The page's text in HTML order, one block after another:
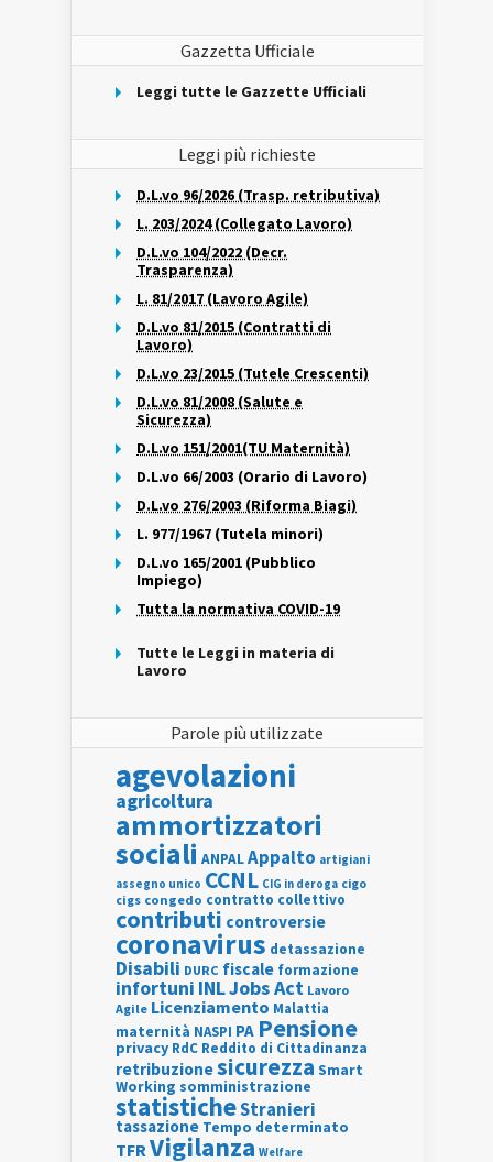
Gazzetta Ufficiale
Leggi tutte le Gazzette Ufficiali
Leggi più richieste
D.L.vo 96/2026 (Trasp. retributiva)
L. 203/2024 (Collegato Lavoro)
D.L.vo 104/2022 (Decr.
Trasparenza)
L. 81/2017 (Lavoro Agile)
D.L.vo 81/2015 (Contratti di
Lavoro)
D.L.vo 23/2015 (Tutele Crescenti)
D.L.vo 81/2008 (Salute e
Sicurezza)
D.L.vo 151/2001(TU Maternità)
D.L.vo 66/2003 (Orario di Lavoro)
D.L.vo 276/2003 (Riforma Biagi)
L. 977/1967 (Tutela minori)
D.L.vo 165/2001 (Pubblico
Impiego)
Tutta la normativa COVID-19
Tutte le Leggi in materia di
Lavoro
Parole più utilizzate
agevolazioni
agricoltura
ammortizzatori
sociali ANPALAppalto artigiani
assegno unico CCNL CIG in deroga cigo
cigs congedo contratto collettivo
contributi controversie
coronavirus detassazione
Disabili DURC fiscale formazione
infortuni INLJobs Act Lavoro
Agile Licenziamento Malattia
maternità NASPI PA Pensione
privacy RdC Reddito di Cittadinanza
retribuzionesicurezza Smart
Working somministrazione
statisticheStranieri
tassazione Tempo determinato
TFRVigilanza Welfare